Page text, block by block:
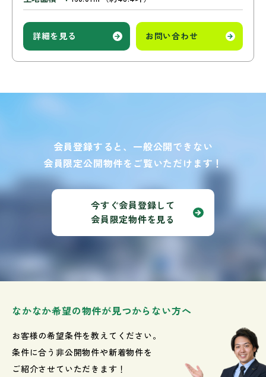
詳細を見る お問い合わせ
会員登録すると、一般公開できない
会員限定公開物件をご覧いただけます！
今すぐ会員登録して
会員限定物件を見る
なかなか希望の物件が見つからない方へ
お客様の希望条件を教えてください。
条件に合う非公開物件や新着物件を
ご紹介させていただきます！